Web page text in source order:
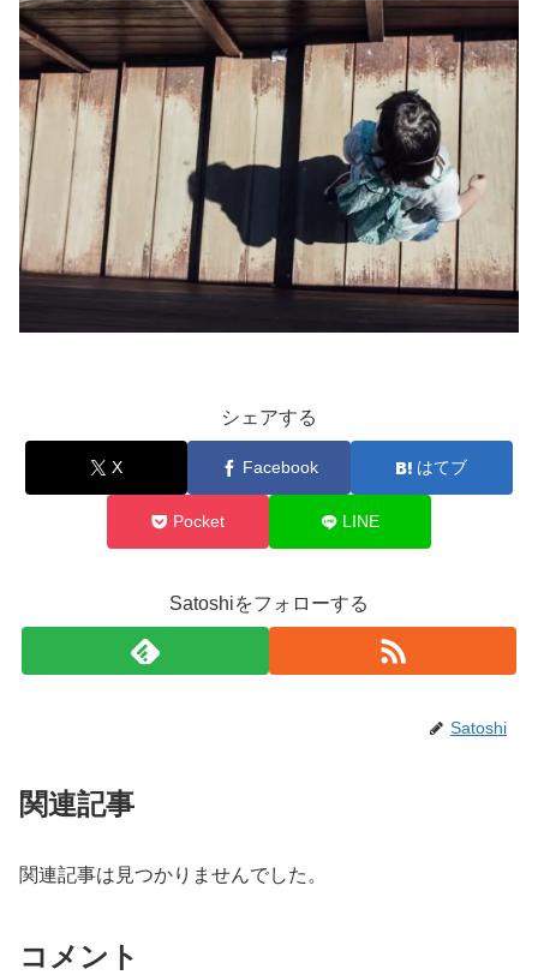
シェアする
X Facebook はてブ
Pocket LINE
Satoshiをフォローする
Satoshi
関連記事
関連記事は見つかりませんでした。
コメント